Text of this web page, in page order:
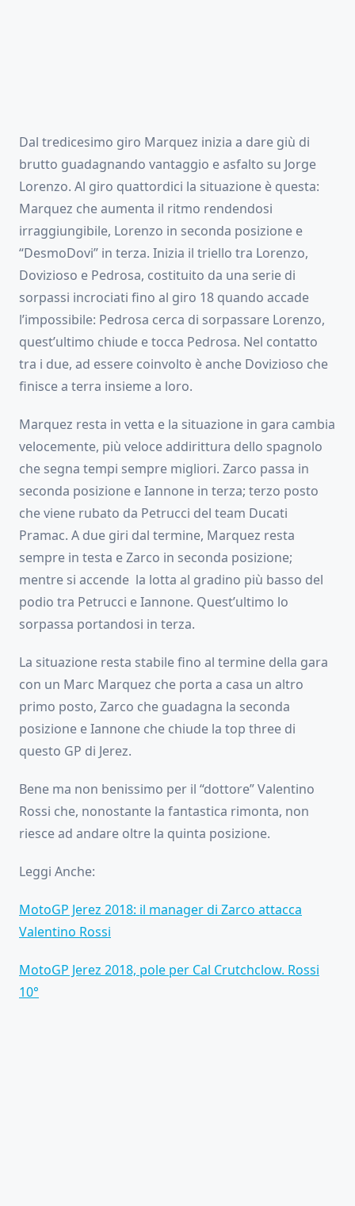
Dal tredicesimo giro Marquez inizia a dare giù di
brutto guadagnando vantaggio e asfalto su Jorge
Lorenzo. Al giro quattordici la situazione è questa:
Marquez che aumenta il ritmo rendendosi
irraggiungibile, Lorenzo in seconda posizione e
“DesmoDovi” in terza. Inizia il triello tra Lorenzo,
Dovizioso e Pedrosa, costituito da una serie di
sorpassi incrociati fino al giro 18 quando accade
l’impossibile: Pedrosa cerca di sorpassare Lorenzo,
quest’ultimo chiude e tocca Pedrosa. Nel contatto
tra i due, ad essere coinvolto è anche Dovizioso che
finisce a terra insieme a loro.
Marquez resta in vetta e la situazione in gara cambia
velocemente, più veloce addirittura dello spagnolo
che segna tempi sempre migliori. Zarco passa in
seconda posizione e Iannone in terza; terzo posto
che viene rubato da Petrucci del team Ducati
Pramac. A due giri dal termine, Marquez resta
sempre in testa e Zarco in seconda posizione;
mentre si accende la lotta al gradino più basso del
podio tra Petrucci e Iannone. Quest’ultimo lo
sorpassa portandosi in terza.
La situazione resta stabile fino al termine della gara
con un Marc Marquez che porta a casa un altro
primo posto, Zarco che guadagna la seconda
posizione e Iannone che chiude la top three di
questo GP di Jerez.
Bene ma non benissimo per il “dottore” Valentino
Rossi che, nonostante la fantastica rimonta, non
riesce ad andare oltre la quinta posizione.
Leggi Anche:
MotoGP Jerez 2018: il manager di Zarco attacca
Valentino Rossi
MotoGP Jerez 2018, pole per Cal Crutchclow. Rossi
10°